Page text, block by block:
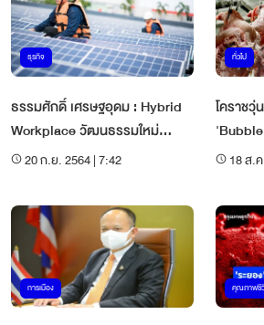
ธุรกิจ
ธรรมศักดิ์ เศรษฐอุดม : Hybrid
Workplace วัฒนธรรมใหม่
ท้าทายองค์กรยุคโควิด-19
20 ก.ย. 2564 | 7:42
ทั่วไป
โคราชวุ่
21 ราย
18 ส.
การเมือง คุณภาพชี